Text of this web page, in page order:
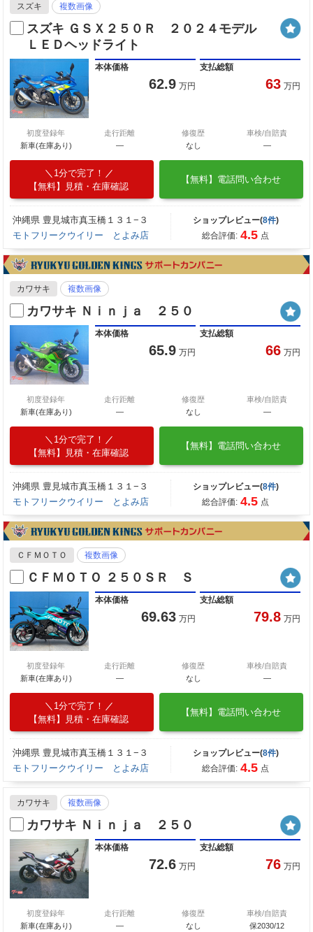
スズキ 複数画像
スズキ ＧＳＸ２５０Ｒ ２０２４モデル
ＬＥＤヘッドライト
本体価格
62.9 万円
支払総額
63 万円
初度登録年
新車(在庫あり)
走行距離
―
修復歴
なし
車検/自賠責
―
1分で完了！
【無料】見積・在庫確認
【無料】電話問い合わせ
沖縄県 豊見城市真玉橋１３１−３
モトフリークウイリー とよみ店
ショップレビュー(8件)
総合評価: 4.5 点
カワサキ 複数画像
カワサキ Ｎｉｎｊａ ２５０
本体価格
65.9 万円
支払総額
66 万円
初度登録年
新車(在庫あり)
走行距離
―
修復歴
なし
車検/自賠責
―
1分で完了！
【無料】見積・在庫確認
【無料】電話問い合わせ
沖縄県 豊見城市真玉橋１３１−３
モトフリークウイリー とよみ店
ショップレビュー(8件)
総合評価: 4.5 点
ＣＦＭＯＴＯ 複数画像
ＣＦＭＯＴＯ ２５０ＳＲ Ｓ
本体価格
69.63 万円
支払総額
79.8 万円
初度登録年
新車(在庫あり)
走行距離
―
修復歴
なし
車検/自賠責
―
1分で完了！
【無料】見積・在庫確認
【無料】電話問い合わせ
沖縄県 豊見城市真玉橋１３１−３
モトフリークウイリー とよみ店
ショップレビュー(8件)
総合評価: 4.5 点
カワサキ 複数画像
カワサキ Ｎｉｎｊａ ２５０
本体価格
72.6 万円
支払総額
76 万円
初度登録年
新車(在庫あり)
走行距離
―
修復歴
なし
車検/自賠責
保2030/12